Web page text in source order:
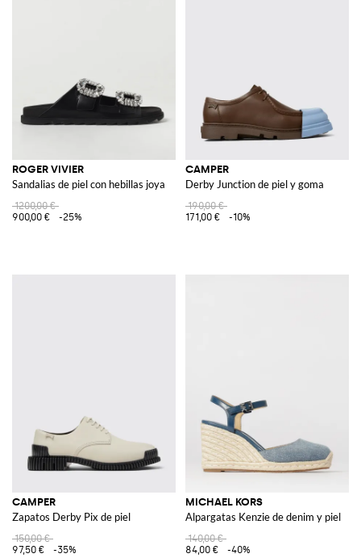
ROGER VIVIER
Sandalias de piel con hebillas joya
1200,00 €
900,00 €
-25%
CAMPER
Derby Junction de piel y goma
190,00 €
171,00 €
-10%
CAMPER
Zapatos Derby Pix de piel
150,00 €
97,50 €
-35%
MICHAEL KORS
Alpargatas Kenzie de denim y piel
140,00 €
84,00 €
-40%